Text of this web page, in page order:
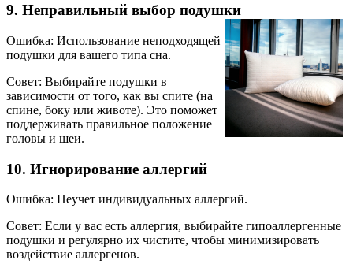
9. Неправильный выбор подушки
Ошибка: Использование неподходящей
подушки для вашего типа сна.
Совет: Выбирайте подушки в
зависимости от того, как вы спите (на
спине, боку или животе). Это поможет
поддерживать правильное положение
головы и шеи.
10. Игнорирование аллергий
Ошибка: Неучет индивидуальных аллергий.
Совет: Если у вас есть аллергия, выбирайте гипоаллергенные
подушки и регулярно их чистите, чтобы минимизировать
воздействие аллергенов.